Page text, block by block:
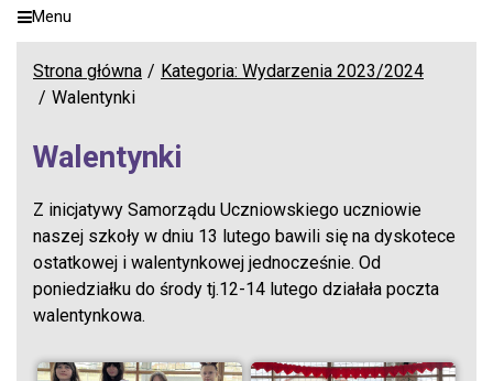
Menu
Strona główna
Kategoria: Wydarzenia 2023/2024
Walentynki
Walentynki
Z inicjatywy Samorządu Uczniowskiego uczniowie
naszej szkoły w dniu 13 lutego bawili się na dyskotece
ostatkowej i walentynkowej jednocześnie. Od
poniedziałku do środy tj.12-14 lutego działała poczta
walentynkowa.